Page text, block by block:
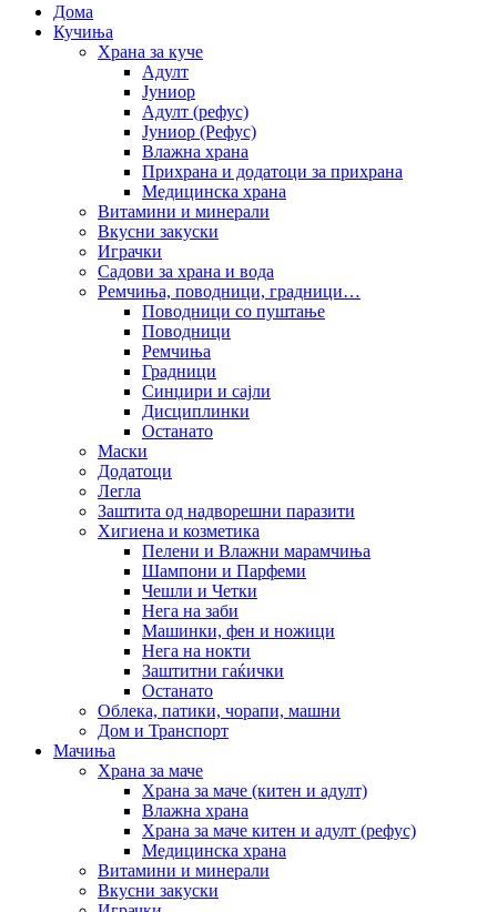
Дома
Кучиња
Храна за куче
Адулт
Јуниор
Адулт (рефус)
Јуниор (Рефус)
Влажна храна
Прихрана и додатоци за прихрана
Медицинска храна
Витамини и минерали
Вкусни закуски
Играчки
Садови за храна и вода
Ремчиња, поводници, градници…
Поводници со пуштање
Поводници
Ремчиња
Градници
Синџири и сајли
Дисциплинки
Останато
Маски
Додатоци
Легла
Заштита од надворешни паразити
Хигиена и козметика
Пелени и Влажни марамчиња
Шампони и Парфеми
Чешли и Четки
Нега на заби
Машинки, фен и ножици
Нега на нокти
Заштитни гаќички
Останато
Облека, патики, чорапи, машни
Дом и Транспорт
Мачиња
Храна за маче
Храна за маче (китен и адулт)
Влажна храна
Храна за маче китен и адулт (рефус)
Медицинска храна
Витамини и минерали
Вкусни закуски